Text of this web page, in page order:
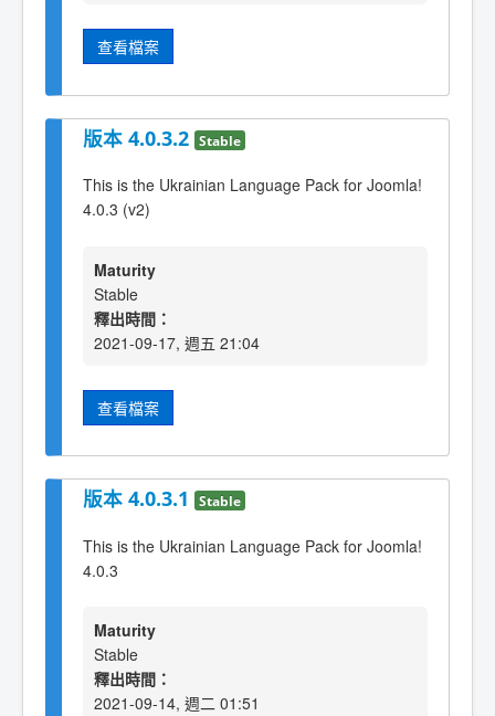
查看檔案
版本 4.0.3.2 Stable
This is the Ukrainian Language Pack for Joomla!
4.0.3 (v2)
Maturity
Stable
釋出時間：
2021-09-17, 週五 21:04
查看檔案
版本 4.0.3.1 Stable
This is the Ukrainian Language Pack for Joomla!
4.0.3
Maturity
Stable
釋出時間：
2021-09-14, 週二 01:51